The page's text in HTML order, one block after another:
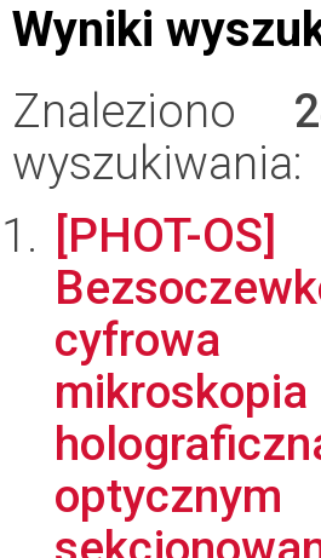
Wyniki
Znaleziono
wyszukiwania:
[PHOT-OS]
cyfrowa
mikroskopia
optycznym